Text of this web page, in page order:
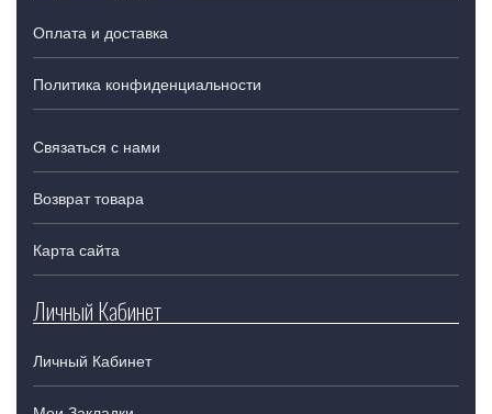
Оплата и доставка
Политика конфиденциальности
Связаться с нами
Возврат товара
Карта сайта
Личный Кабинет
Личный Кабинет